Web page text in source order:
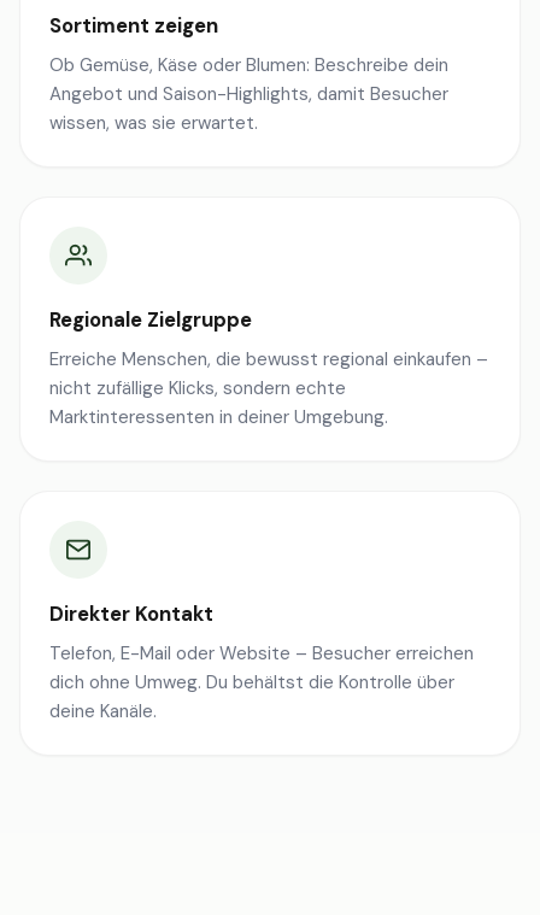
Sortiment zeigen
Ob Gemüse, Käse oder Blumen: Beschreibe dein
Angebot und Saison-Highlights, damit Besucher
wissen, was sie erwartet.
Regionale Zielgruppe
Erreiche Menschen, die bewusst regional einkaufen –
nicht zufällige Klicks, sondern echte
Marktinteressenten in deiner Umgebung.
Direkter Kontakt
Telefon, E-Mail oder Website – Besucher erreichen
dich ohne Umweg. Du behältst die Kontrolle über
deine Kanäle.